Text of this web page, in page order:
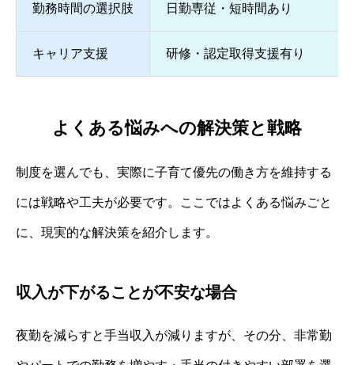
勤務時間の選択肢 日勤専従・短時間あり
キャリア支援 研修・認定取得支援有り
よくある悩みへの解決策と戦略
制度を選んでも、実際に子育て優先の働き方を維持する
には戦略や工夫が必要です。ここではよくある悩みごと
に、現実的な解決策を紹介します。
収入が下がることが不安な場合
夜勤を減らすと手当収入が減りますが、その分、非常勤